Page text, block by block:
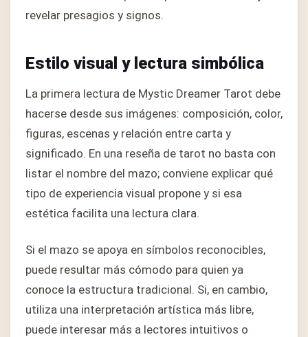
revelar presagios y signos.
Estilo visual y lectura simbólica
La primera lectura de Mystic Dreamer Tarot debe
hacerse desde sus imágenes: composición, color,
figuras, escenas y relación entre carta y
significado. En una reseña de tarot no basta con
listar el nombre del mazo; conviene explicar qué
tipo de experiencia visual propone y si esa
estética facilita una lectura clara.
Si el mazo se apoya en símbolos reconocibles,
puede resultar más cómodo para quien ya
conoce la estructura tradicional. Si, en cambio,
utiliza una interpretación artística más libre,
puede interesar más a lectores intuitivos o